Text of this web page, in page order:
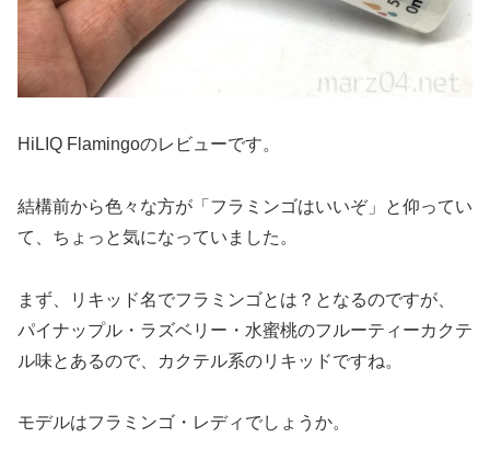
HiLIQ Flamingoのレビューです。
結構前から色々な方が「フラミンゴはいいぞ」と仰ってい
て、ちょっと気になっていました。
まず、リキッド名でフラミンゴとは？となるのですが、
パイナップル・ラズベリー・水蜜桃のフルーティーカクテ
ル味とあるので、カクテル系のリキッドですね。
モデルはフラミンゴ・レディでしょうか。